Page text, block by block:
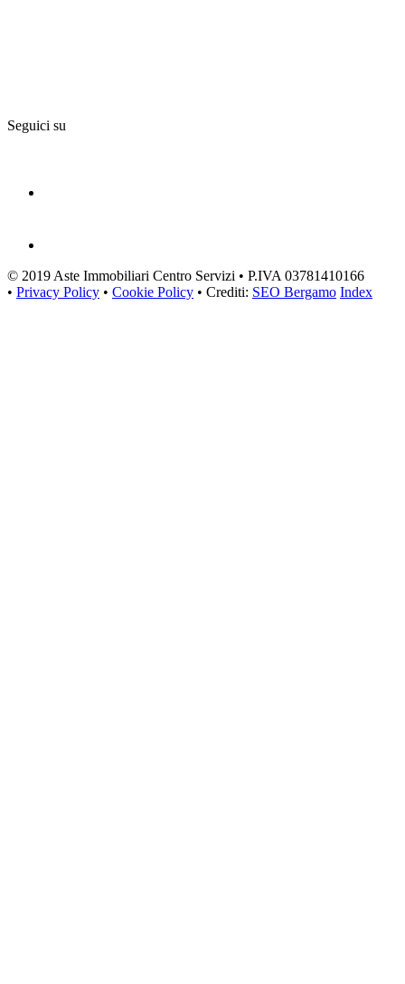
Seguici su
© 2019 Aste Immobiliari Centro Servizi • P.IVA 03781410166
• Privacy Policy • Cookie Policy • Crediti: SEO Bergamo Index